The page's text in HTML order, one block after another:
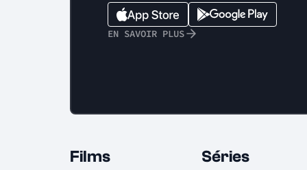
EN SAVOIR PLUS
Films Séries